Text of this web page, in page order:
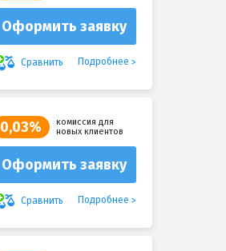
Оформить заявку
Сравнить Подробнее
0,03%
комиссия для
новых клиентов
Оформить заявку
Сравнить Подробнее